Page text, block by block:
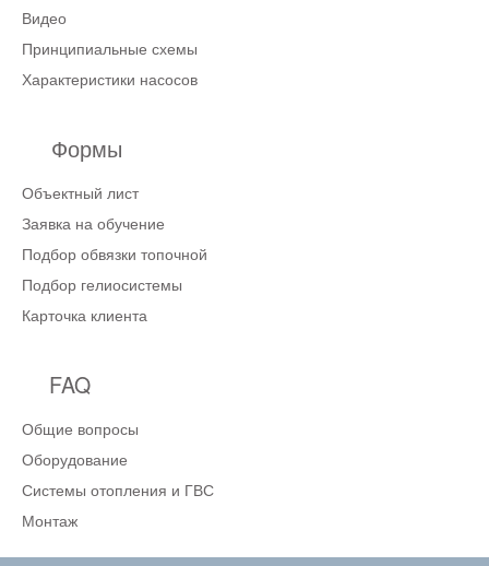
Видео
Принципиальные схемы
Характеристики насосов
Формы
Объектный лист
Заявка на обучение
Подбор обвязки топочной
Подбор гелиосистемы
Карточка клиента
FAQ
Общие вопросы
Оборудование
Системы отопления и ГВС
Монтаж